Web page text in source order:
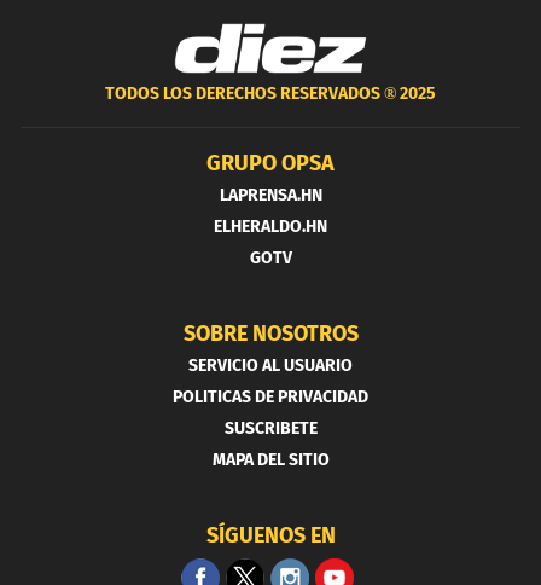
TODOS LOS DERECHOS RESERVADOS ®2025
GRUPO OPSA
LAPRENSA.HN
ELHERALDO.HN
GOTV
SOBRE NOSOTROS
SERVICIO AL USUARIO
POLITICAS DE PRIVACIDAD
SUSCRIBETE
MAPA DEL SITIO
SÍGUENOS EN